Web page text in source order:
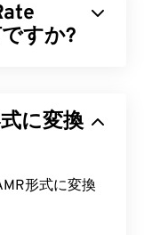
すか?
特化してお
に変換
形式に変換